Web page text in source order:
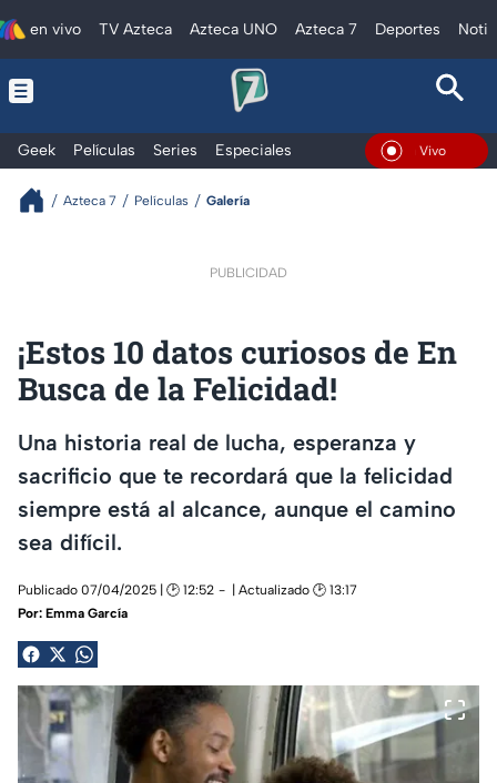
en vivo TV Azteca Azteca UNO Azteca 7 Deportes
Geek Películas Series Especiales En Vivo
Azteca 7 Películas Galería
PUBLICIDAD
¡Estos 10 datos curiosos de En
Busca de la Felicidad!
Una historia real de lucha, esperanza y
sacrificio que te recordará que la felicidad
siempre está al alcance, aunque el camino
sea difícil.
Publicado 07/04/2025 | 🕑 12:52
| Actualizado 🕑 13:17
Por: Emma García